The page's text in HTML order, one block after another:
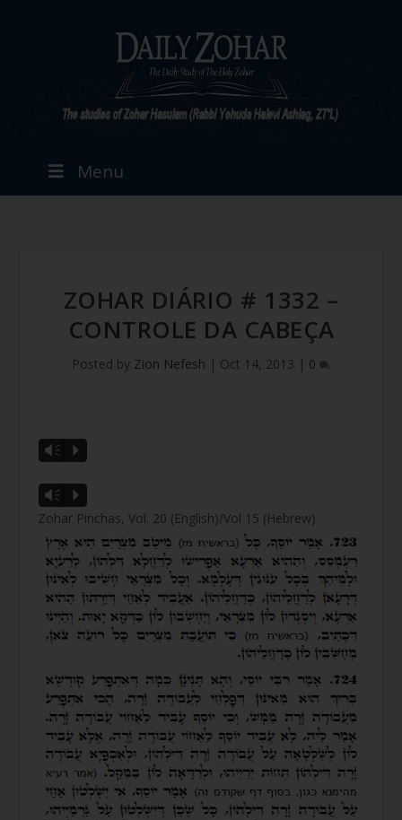
Menu
ZOHAR DIÁRIO # 1332 –
CONTROLE DA CABEÇA
Posted by Zion Nefesh | Oct 14, 2013 | 0
Vm P
Vm P
Zohar Pinchas, Vol. 20 (English)/Vol 15 (Hebrew)